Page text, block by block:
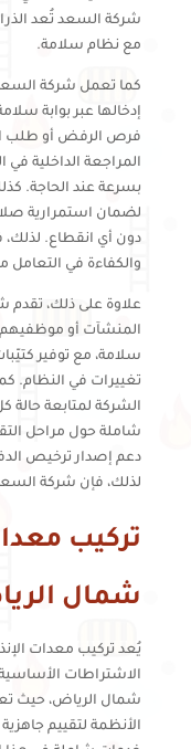
شركة السعد تُعد
مع نظام سلامة.
كما تعمل شركة السعد
إدخالها عبر بوابة
فرص الرفض أو طلب
المراجعة الداخلية في
بسرعة عند الحاجة.
لضمان استمرارية
دون أي انقطاع.
والكفاءة في التعامل
علاوة على ذلك، تقدم
المنشآت أو موظفيهم
سلامة، مع توفير
تغييرات في النظام.
الشركة لمتابعة حالة
شاملة حول مراحل
دعم إصدار ترخيص
لذلك، فإن شركة
تركيب
شمال
يُعد تركيب معدات
الاشتراطات
شمال الرياض، حيث
الأنظمة لتقييم